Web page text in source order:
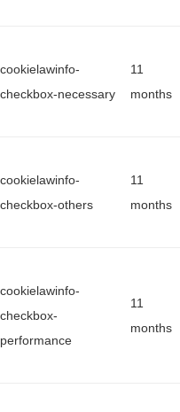
cookielawinfo-
checkbox-necessary
11
months
cookielawinfo-
checkbox-others
11
months
cookielawinfo-
checkbox-
performance
11
months